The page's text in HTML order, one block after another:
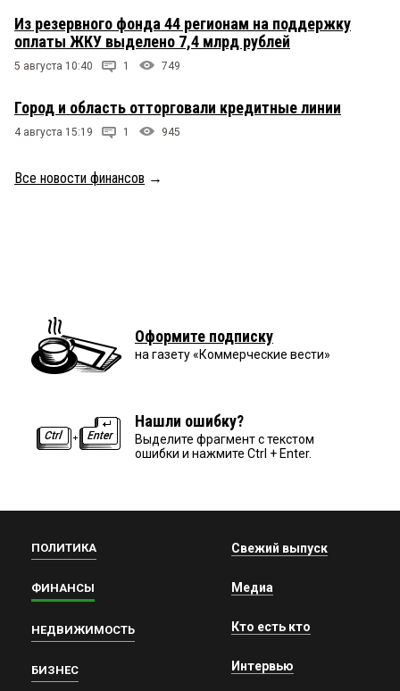
Из резервного фонда 44 регионам на поддержку
оплаты ЖКУ выделено 7,4 млрд рублей
5 августа 10:40 1 749
Город и область отторговали кредитные линии
4 августа 15:19 1 945
Все новости финансов →
Оформите подписку
на газету «Коммерческие вести»
Нашли ошибку?
Выделите фрагмент с текстом
ошибки и нажмите Ctrl + Enter.
ПОЛИТИКА
ФИНАНСЫ
НЕДВИЖИМОСТЬ
БИЗНЕС
Свежий выпуск
Медиа
Кто есть кто
Интервью